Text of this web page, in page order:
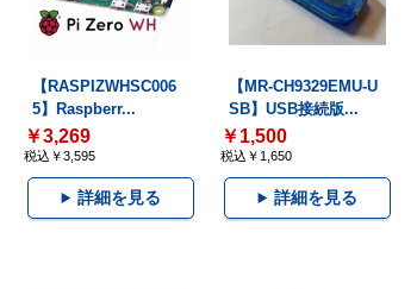
【RASPIZWHSC006
5】Raspberr...
￥3,269
税込￥3,595
詳細を見る
【MR-CH9329EMU-U
SB】USB接続版...
￥1,500
税込￥1,650
詳細を見る